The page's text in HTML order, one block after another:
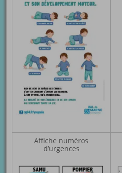
Affiche numéros
d’urgences